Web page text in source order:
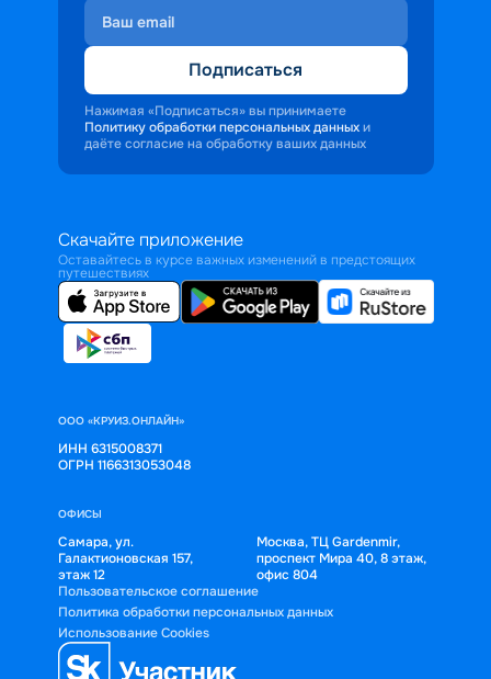
Подписаться
Нажимая «Подписаться» вы принимаете
Политику обработки персональных данных и
даёте согласие на обработку ваших данных
Скачайте приложение
Оставайтесь в курсе важных изменений в предстоящих
путешествиях
ООО «КРУИЗ.ОНЛАЙН»
ИНН 6315008371
ОГРН 1166313053048
ОФИСЫ
Самара, ул.
Галактионовская 157,
этаж 12
Москва, ТЦ Gardenmir,
проспект Мира 40, 8 этаж,
офис 804
Пользовательское соглашение
Политика обработки персональных данных
Использование Cookies